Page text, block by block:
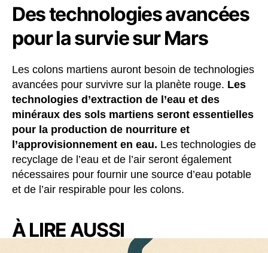
Des technologies avancées
pour la survie sur Mars
Les colons martiens auront besoin de technologies
avancées pour survivre sur la planète rouge. Les
technologies d’extraction de l’eau et des
minéraux des sols martiens seront essentielles
pour la production de nourriture et
l’approvisionnement en eau. Les technologies de
recyclage de l’eau et de l’air seront également
nécessaires pour fournir une source d’eau potable
et de l’air respirable pour les colons.
À LIRE AUSSI